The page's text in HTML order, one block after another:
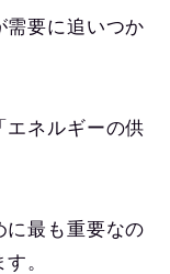
需要に追いつか
エネルギーの供
に最も重要なの
。